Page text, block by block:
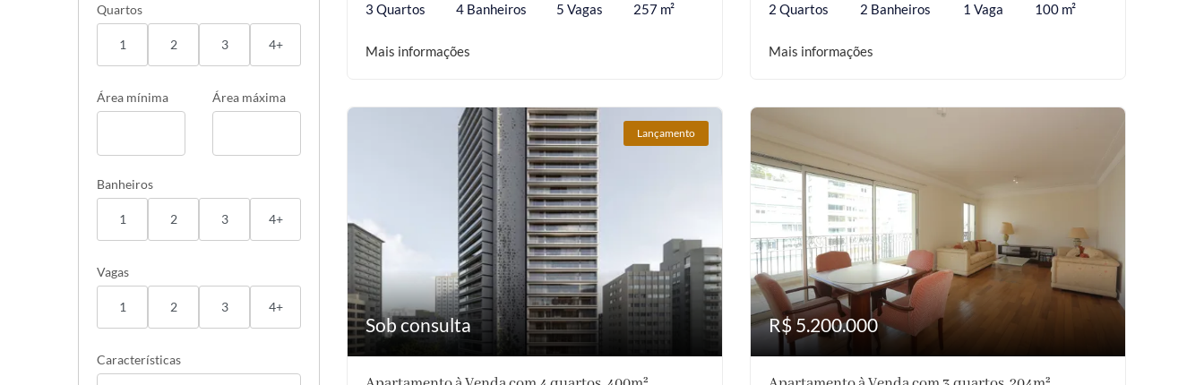
Quartos
1 2 3 4+
Área mínima Área máxima
Banheiros
1 2 3 4+
Vagas
1 2 3 4+
Características
3 Quartos 4 Banheiros 5 Vagas 257 m²
Mais informações
2 Quartos 2 Banheiros 1 Vaga 100 m²
Mais informações
Lançamento
Sob consulta R$ 5.200.000